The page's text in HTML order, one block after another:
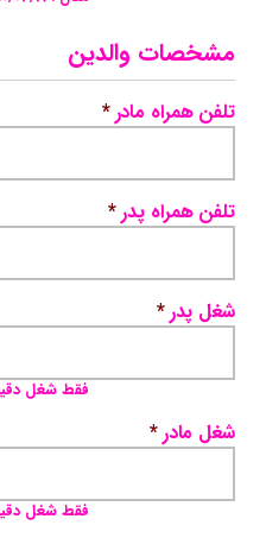
مشخصات والدین
تلفن همراه مادر*
تلفن همراه پدر*
شغل پدر*
فقط شغل
شغل مادر*
فقط شغل